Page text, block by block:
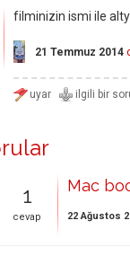
filminizin ismi ile
21 Temmuz 2014
1
cevap
Mac
22 Ağustos